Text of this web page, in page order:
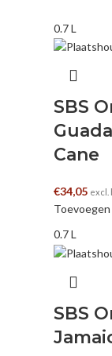
0.7 L
SBS
Cane
€34,05 excl.
0.7 L
SBS